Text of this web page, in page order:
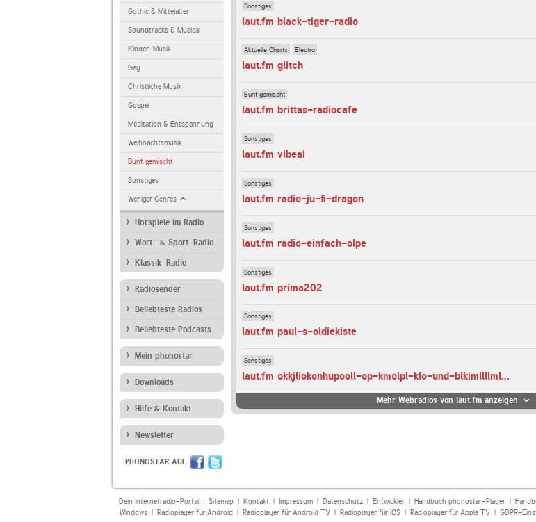
Gothic & Mittelalter
Soundtracks & Musical
Kinder-Musik
Gay
Christliche Musik
Gospel
Meditation & Entspannung
Weihnachtsmusik
Bunt gemischt
Sonstiges
Weniger Genres
Hörspiele im Radio
Wort- & Sport-Radio
Klassik-Radio
Radiosender
Beliebteste Radios
Beliebteste Podcasts
Mein phonostar
Downloads
Hilfe & Kontakt
Newsletter
PHONOSTAR AUF
Sonstiges
laut.fm black-tiger-radio
Aktuelle Charts Electro
laut.fm glitch
Bunt gemischt
laut.fm brittas-radiocafe
Sonstiges
laut.fm vibeai
Sonstiges
laut.fm radio-ju-fi-dragon
Sonstiges
laut.fm radio-einfach-olpe
Sonstiges
laut.fm prima202
Sonstiges
laut.fm paul-s-oldiekiste
Sonstiges
laut.fm okkjliokonhupooll-op-kmolpl-klo-und-blkimllllml-kl
Mehr Webradios von laut.fm anzeigen
Dein Internetradio-Portal : Sitemap| Kontakt| Impressum| Datenschutz| Entwickler| Handbuch phonostar-Player|
Windows| Radioplayer für Android| Radioplayer für Android TV| Radioplayer für iOS| Radioplayer für Apple TV| GDPR-